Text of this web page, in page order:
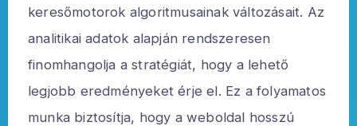
keresőmotorok algoritmusainak változásait. Az
analitikai adatok alapján rendszeresen
finomhangolja a stratégiát, hogy a lehető
legjobb eredményeket érje el. Ez a folyamatos
munka biztosítja, hogy a weboldal hosszú